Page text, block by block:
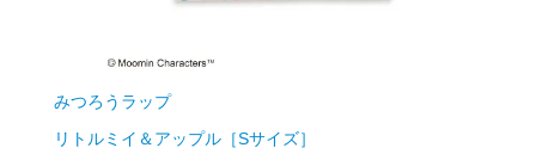
みつろうラップ
リトルミイ＆アップル［Sサイズ］